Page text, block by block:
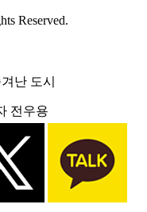
Reserved.
난 도시
전우용